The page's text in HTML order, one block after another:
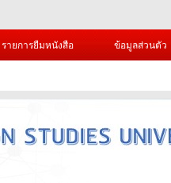
รายการยืมหนังสือ ข้อมูลส่วนตัว